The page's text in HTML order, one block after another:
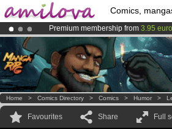
Comics,
Premium membership from 3.95
AmilovaKickstarter is now LIVE!.
Already 134393membersand 1208
Home > Comics Directory > Comics > Humor >
Favourites Share Full